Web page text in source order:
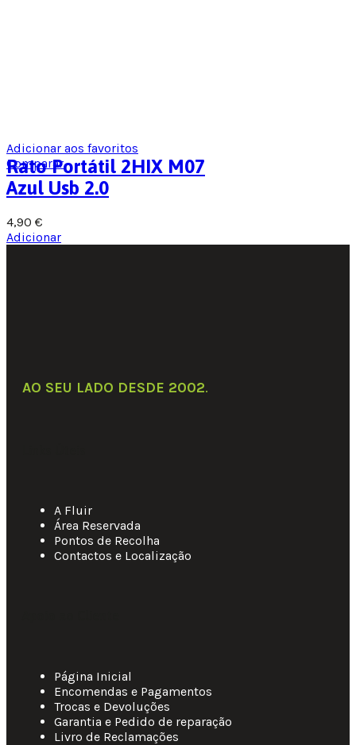
Adicionar aos favoritos
Comparar
Rato Portátil 2HIX M07
Azul Usb 2.0
4,90 €
Adicionar
AO SEU LADO DESDE 2002.
A Fluir
Área Reservada
Pontos de Recolha
Contactos e Localização
Página Inicial
Encomendas e Pagamentos
Trocas e Devoluções
Garantia e Pedido de reparação
Livro de Reclamações